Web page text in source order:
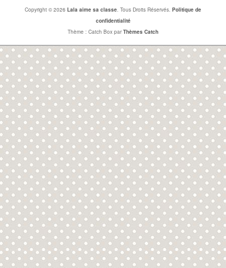
Copyright © 2026 Lala aime sa classe. Tous Droits Réservés. Politique de
confidentialité
Thème : Catch Box parThèmes Catch